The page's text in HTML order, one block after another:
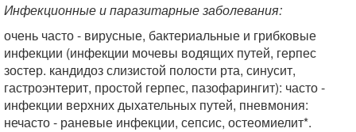
Инфекционные и паразитарные заболевания:
очень часто - вирусные, бактериальные и грибковые
инфекции (инфекции мочевы водящих путей, герпес
зостер. кандидоз слизистой полости рта, синусит,
гастроэнтерит, простой герпес, пазофарингит): часто -
инфекции верхних дыхательных путей, пневмония:
нечасто - раневые инфекции, сепсис, остеомиелит*.